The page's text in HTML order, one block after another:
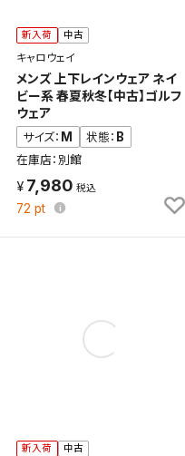
新入荷 中古
キャロウェイ
メンズ 上下レインウェア ネイ
ビー系 春夏秋冬【中古】ゴルフ
ウェア
サイズ： M 状態： B
在庫店：別館
7,980
72 pt
新入荷 中古